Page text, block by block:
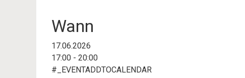
Wann
17.06.2026
17:00 - 20:00
#_EVENTADDTOCALENDAR